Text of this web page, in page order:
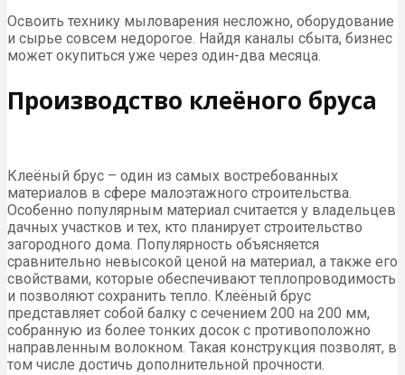
Освоить технику мыловарения несложно, оборудование
и сырье совсем недорогое. Найдя каналы сбыта, бизнес
может окупиться уже через один-два месяца.
Производство клеёного бруса
Клеёный брус – один из самых востребованных
материалов в сфере малоэтажного строительства.
Особенно популярным материал считается у владельцев
дачных участков и тех, кто планирует строительство
загородного дома. Популярность объясняется
сравнительно невысокой ценой на материал, а также его
свойствами, которые обеспечивают теплопроводимость
и позволяют сохранить тепло. Клеёный брус
представляет собой балку с сечением 200 на 200 мм,
собранную из более тонких досок с противоположно
направленным волокном. Такая конструкция позволят, в
том числе достичь дополнительной прочности.